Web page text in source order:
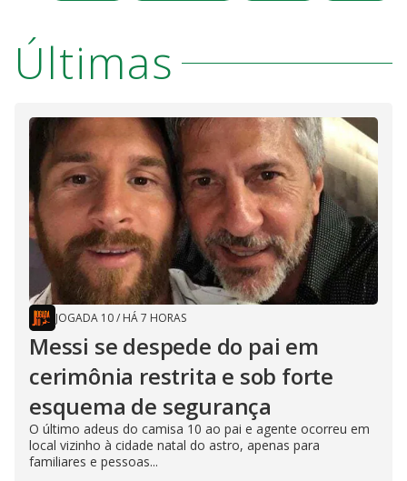
Últimas
JOGADA 10/ HÁ 7 HORAS
Messi se despede do pai em
cerimônia restrita e sob forte
esquema de segurança
O último adeus do camisa 10 ao pai e agente ocorreu em
local vizinho à cidade natal do astro, apenas para
familiares e pessoas...